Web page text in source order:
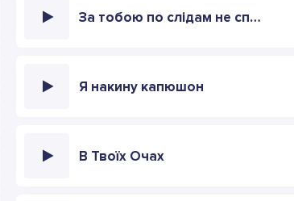
За тобою по слідам не спотикаюсь я
Я накину капюшон
В Твоїх Очах